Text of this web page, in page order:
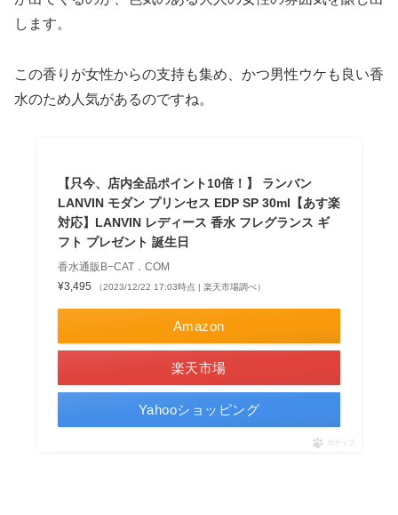
します。
この香りが女性からの支持も集め、かつ男性ウケも良い香
水のため人気があるのですね。
【只今、店内全品ポイント10倍！】 ランバン
LANVIN モダン プリンセス EDP SP 30ml【あす楽
対応】LANVIN レディース 香水 フレグランス ギ
フト プレゼント 誕生日
香水通販B−CAT．COM
¥3,495
（2023/12/22 17:03時点 | 楽天市場調べ）
Amazon
楽天市場
Yahooショッピング
ポチップ